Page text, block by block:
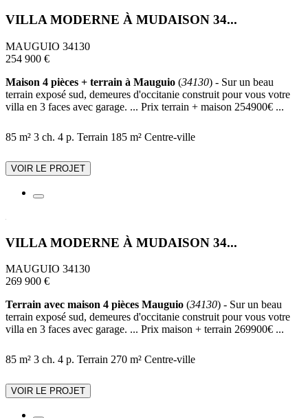
VILLA MODERNE À MUDAISON 34...
MAUGUIO 34130
254 900 €
Maison 4 pièces + terrain à Mauguio (34130) - Sur un beau
terrain exposé sud, demeures d'occitanie construit pour vous votre
villa en 3 faces avec garage. ... Prix terrain + maison 254900€ ...
85 m² 3 ch. 4 p. Terrain 185 m² Centre-ville
VOIR LE PROJET
VILLA MODERNE À MUDAISON 34...
MAUGUIO 34130
269 900 €
Terrain avec maison 4 pièces Mauguio (34130) - Sur un beau
terrain exposé sud, demeures d'occitanie construit pour vous votre
villa en 3 faces avec garage. ... Prix maison + terrain 269900€ ...
85 m² 3 ch. 4 p. Terrain 270 m² Centre-ville
VOIR LE PROJET